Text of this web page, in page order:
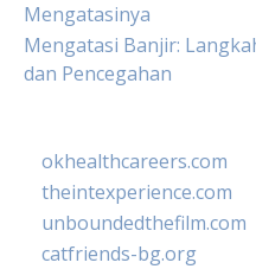
Mengatasinya
Mengatasi Banjir:
dan Pencegahan
okhealthcareers.com
theintexperience.com
unboundedthefilm.com
catfriends-bg.org